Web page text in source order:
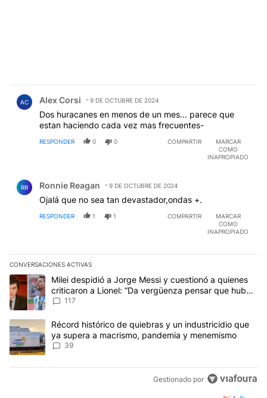
AC Alex Corsi 9 DE OCTUBRE DE 2024
Dos huracanes en menos de un mes... parece que
estan haciendo cada vez mas frecuentes-
RESPONDER 0 0 COMPARTIR
MARCAR
COMO
INAPROPIADO
RR Ronnie Reagan 9 DE OCTUBRE DE 2024
Ojalá que no sea tan devastador,ondas +.
RESPONDER 1 1 COMPARTIR
MARCAR
COMO
INAPROPIADO
CONVERSACIONES ACTIVAS
Este listado muestra los artículos con más comentarios en los
Un artículo de tendencia con el título "Milei despidió a Jorge
Milei despidió a Jorge Messi y cuestionó a quienes
criticaron a Lionel: “Da vergüenza pensar que hubo
anti-Messi”
117
Un artículo de tendencia con el título "Récord histórico de
Récord histórico de quiebras y un industricidio que
ya supera a macrismo, pandemia y menemismo
39
Gestionado por